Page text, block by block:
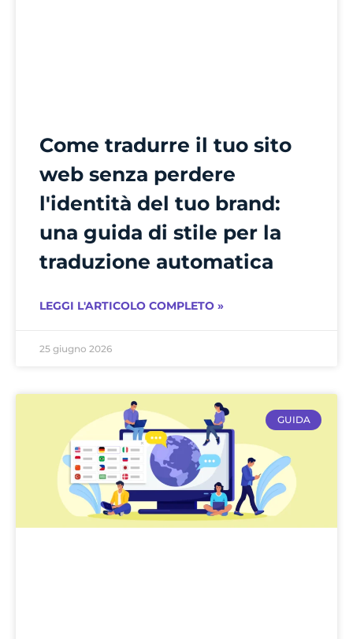
Come tradurre il tuo sito
web senza perdere
l'identità del tuo brand:
una guida di stile per la
traduzione automatica
LEGGI L'ARTICOLO COMPLETO »
25 giugno 2026
GUIDA